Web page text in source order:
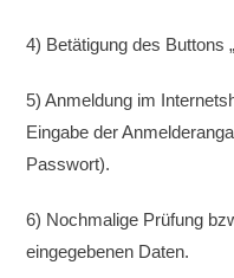
4) Betätigung des Buttons
5) Anmeldung im
Eingabe der
Passwort).
6) Nochmalige Prüfung
eingegebenen Daten.